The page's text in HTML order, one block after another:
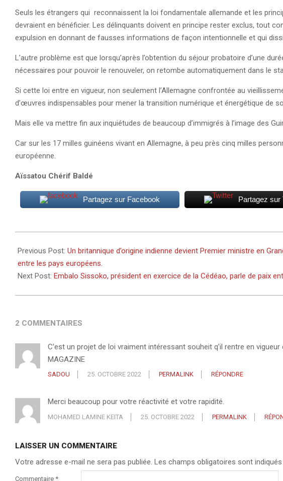
Seuls les étrangers qui reconnaissent la loi fondamentale allemande et les
devraient en bénéficier. Les délinquants doivent en principe rester exclus, tout
expulsion en donnant de fausses informations de façon intentionnelle et qui
L’autre problème est que lorsqu’après l’obtention du séjour probatoire d’une
nécessaires pour pouvoir le renouveler, on retombe automatiquement dans le
Si cette loi entre en vigueur, non seulement l’Allemagne confrontée au
d’œuvres indispensables pour mener la transition numérique et énergétique de
Mais elle va mettre fin aux inquiétudes de beaucoup d’immigrés à l’image des
Car sur les 17 milles guinéens vivant en Allemagne, à peu près cinq milles
européenne.
Aïssatou Chérif Baldé
Partagez sur Facebook Partagez sur
10-
25
Previous Post: Un britannique d’origine indienne devient Premier ministre en
entre les pays européens.
Next Post: Embalo Sissoko, président en exercice de la Cédéao, parle de paix
2 COMMENTAIRES
C’est un projet de loi vraiment intéressant souheit q’il rentre en
MAGAZINE
SADOU 25. OCTOBRE 2022 PERMALINK RÉPONDRE
Merci beaucoup pour votre réactivité et votre rapidité.
MOHAMED LAMINE KEITA 25. OCTOBRE 2022 PERMALINK
LAISSER UN COMMENTAIRE
Votre adresse e-mail ne sera pas publiée. Les champs obligatoires sont indiqués
Commentaire *